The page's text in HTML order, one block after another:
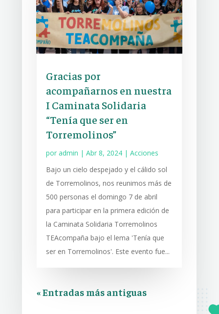
Gracias por
acompañarnos en nuestra
I Caminata Solidaria
“Tenía que ser en
Torremolinos”
por admin | Abr 8, 2024| Acciones
Bajo un cielo despejado y el cálido sol
de Torremolinos, nos reunimos más de
500 personas el domingo 7 de abril
para participar en la primera edición de
la Caminata Solidaria Torremolinos
TEAcompaña bajo el lema 'Tenía que
ser en Torremolinos'. Este evento fue...
« Entradas más antiguas